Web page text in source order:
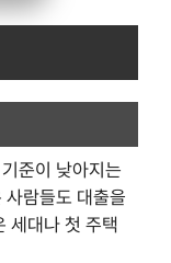
준이 낮아지는
사람들도 대출을
세대나 첫 주택